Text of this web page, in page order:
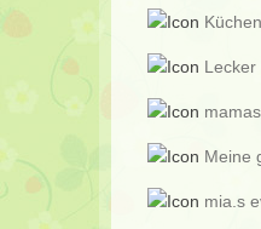
Lecker
Meine
mia.s